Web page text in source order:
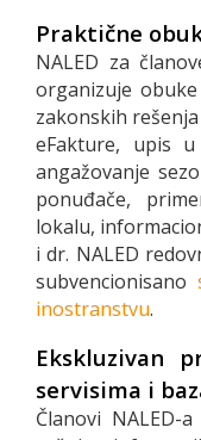
Praktične
NALED za
organizuje
zakonskih
eFakture, upis
angažovanje
ponuđače,
lokalu,
i dr. NALED
subvencionisano
inostranstvu.
Ekskluzivan
servisima i
Članovi NALED-